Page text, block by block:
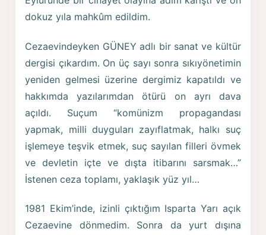
dokuz yıla mahkûm edildim.
Cezaevindeyken GÜNEY adlı bir sanat ve kültür
dergisi çıkardım. On üç sayı sonra sıkıyönetimin
yeniden gelmesi üzerine dergimiz kapatıldı ve
hakkımda yazılarımdan ötürü on ayrı dava
açıldı. Suçum “komünizm propagandası
yapmak, milli duyguları zayıflatmak, halkı suç
işlemeye teşvik etmek, suç sayılan filleri övmek
ve devletin içte ve dışta itibarını sarsmak…”
İstenen ceza toplamı, yaklaşık yüz yıl…
1981 Ekim’inde, izinli çıktığım Isparta Yarı açık
Cezaevine dönmedim. Sonra da yurt dışına